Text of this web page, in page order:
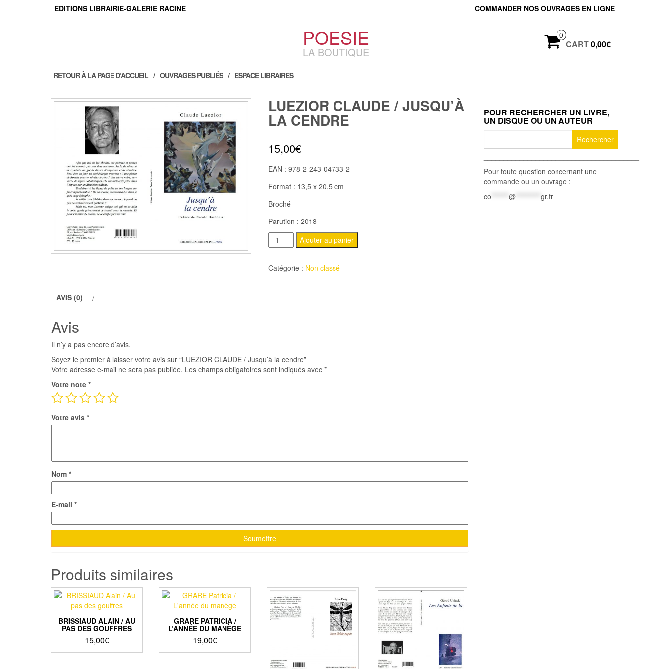
EDITIONS LIBRAIRIE-GALERIE RACINE COMMANDER NOS OUVRAGES EN LIGNE
POESIE
LA BOUTIQUE
0
CART0,00€
RETOUR À LA PAGE D’ACCUEIL OUVRAGES PUBLIÉS ESPACE LIBRAIRES
LUEZIOR CLAUDE / JUSQU’À
LA CENDRE
15,00€
EAN : 978-2-243-04733-2
Format : 13,5 x 20,5 cm
Broché
Parution : 2018
quantité
de
LUEZIOR
CLAUDE
Ajouter au panier
Catégorie : Non classé
AVIS (0)
Avis
Il n’y a pas encore d’avis.
Soyez le premier à laisser votre avis sur “LUEZIOR CLAUDE / Jusqu’à la cendre”
Votre adresse e-mail ne sera pas publiée. Les champs obligatoires sont indiqués avec *
Votre note *
Votre avis *
Nom *
E-mail *
Produits similaires
BRISSIAUD ALAIN / AU
PAS DES GOUFFRES
15,00€
GRARE PATRICIA /
L’ANNÉE DU MANÈGE
19,00€
POUR RECHERCHER UN LIVRE,
UN DISQUE OU UN AUTEUR
Pour toute question concernant une
commande ou un ouvrage :
co
@ gr.fr